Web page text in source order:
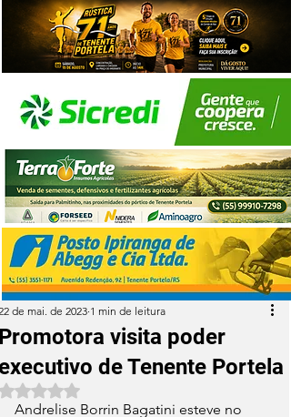
visita poder
de Tenente Portela
de mai. de 2023 1 min de leitura
Avaliado com NaN de 5 estrelas.
Andrelise Borrin Bagatini esteve no